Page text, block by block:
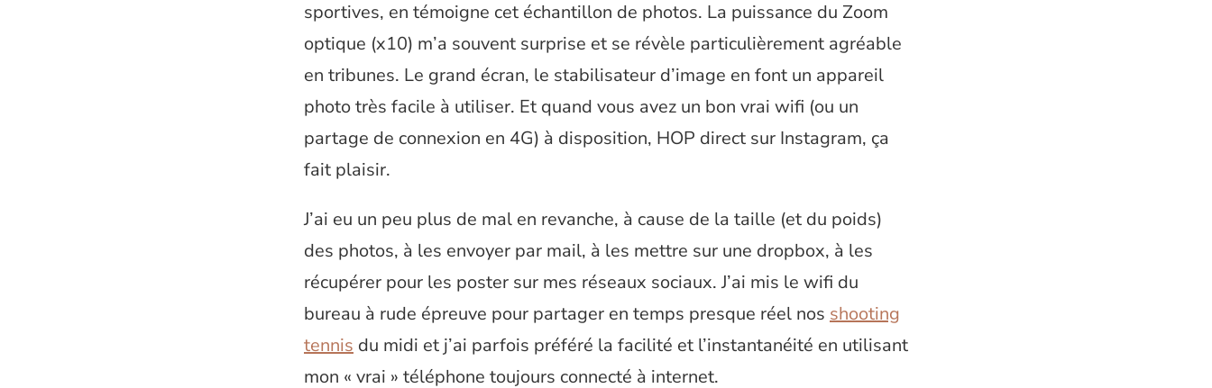
sportives, en témoigne cet échantillon de photos. La puissance du Zoom
optique (x10) m’a souvent surprise et se révèle particulièrement agréable
en tribunes. Le grand écran, le stabilisateur d’image en font un appareil
photo très facile à utiliser. Et quand vous avez un bon vrai wifi (ou un
partage de connexion en 4G) à disposition, HOP direct sur Instagram, ça
fait plaisir.
J’ai eu un peu plus de mal en revanche, à cause de la taille (et du poids)
des photos, à les envoyer par mail, à les mettre sur une dropbox, à les
récupérer pour les poster sur mes réseaux sociaux. J’ai mis le wifi du
bureau à rude épreuve pour partager en temps presque réel nos shooting
tennis du midi et j’ai parfois préféré la facilité et l’instantanéité en utilisant
mon « vrai » téléphone toujours connecté à internet.